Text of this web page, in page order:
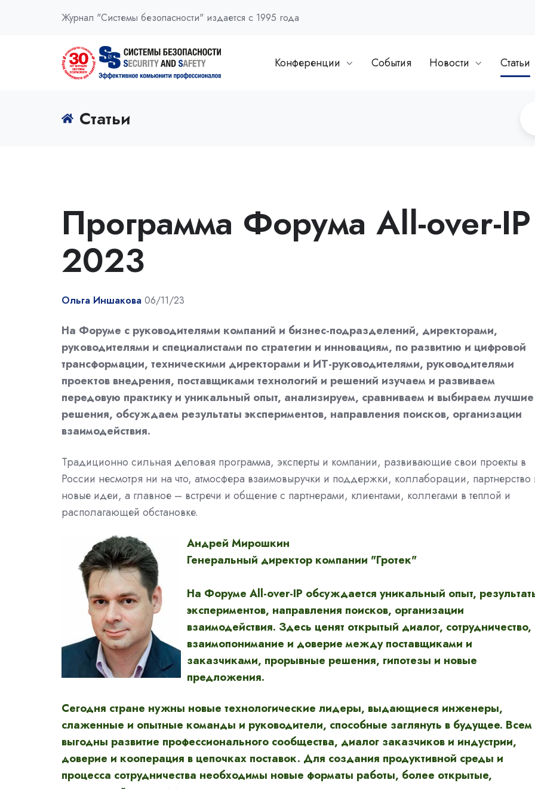
Журнал "Системы безопасности" издается с 1995 года
Конференции События Новости Статьи
Статьи
Программа Форума All-over-IP
2023
Ольга Иншакова 06/11/23
На Форуме с руководителями компаний и бизнес-подразделений, директорами,
руководителями и специалистами по стратегии и инновациям, по развитию и цифровой
трансформации, техническими директорами и ИТ-руководителями, руководителями
проектов внедрения, поставщиками технологий и решений изучаем и развиваем
передовую практику и уникальный опыт, анализируем, сравниваем и выбираем лучшие
решения, обсуждаем результаты экспериментов, направления поисков, организации
взаимодействия.
Традиционно сильная деловая программа, эксперты и компании, развивающие свои проекты в
России несмотря ни на что, атмосфера взаимовыручки и поддержки, коллаборации, партнерство
новые идеи, а главное – встречи и общение с партнерами, клиентами, коллегами в теплой и
располагающей обстановке.
Андрей Мирошкин
Генеральный директор компании "Гротек"
На Форуме All-over-IP обсуждается уникальный опыт,
экспериментов, направления поисков, организации
взаимодействия. Здесь ценят открытый диалог, сотрудничество,
взаимопонимание и доверие между поставщиками и
заказчиками, прорывные решения, гипотезы и новые
предложения.
Сегодня стране нужны новые технологические лидеры, выдающиеся инженеры,
слаженные и опытные команды и руководители, способные заглянуть в будущее. Всем
выгодны развитие профессионального сообщества, диалог заказчиков и индустрии,
доверие и кооперация в цепочках поставок. Для создания продуктивной среды и
процесса сотрудничества необходимы новые форматы работы, более открытые,